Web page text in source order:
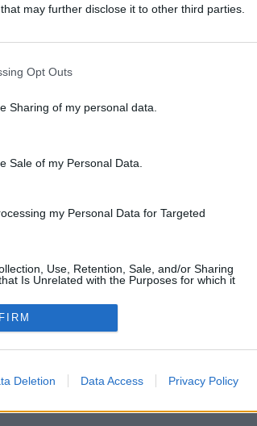
that may further disclose it to other third parties.
Opt Outs
Sharing of my personal data.
Sale of my Personal Data.
my Personal Data for Targeted
Use, Retention, Sale, and/or Sharing
Is Unrelated with the Purposes for which it
Deletion Data Access Privacy Policy
Kamarádka:
A BEZPEČNOST
Premium